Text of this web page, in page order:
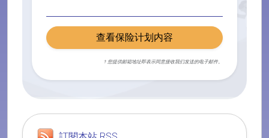
查看保险计划内容
† 您提供邮箱地址即表示同意接收我们发送的电子邮件。